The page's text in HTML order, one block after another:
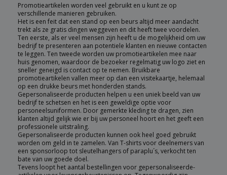
Promotieartikelen worden veel gebruikt en u kunt ze op
verschillende manieren gebruiken.
Het is een feit dat een stand op een beurs altijd meer aandacht
trekt als ze gratis dingen weggeven en dit heeft twee voordelen.
Ten eerste, als er veel mensen zijn heeft u de mogelijkheid om uw
bedrijf te presenteren aan potentiele klanten en nieuwe contacten
te leggen. Ten tweede worden uw promotieartikelen mee naar
huis genomen, waardoor de bezoeker regelmatig uw logo ziet en
sneller geneigd is contact op te nemen. Bruikbare
promotieartikelen vallen meer op dan een visitekaartje, helemaal
op een drukke beurs met honderden stands.
Gepersonaliseerde producten helpen u een uniek beeld van uw
bedrijf te schetsen en het is een geweldige optie voor
personeelsuniformen. Door gemerkte kleding te dragen, zien
klanten altijd gelijk wie er bij uw personeel hoort en het geeft een
professionele uitstraling.
Gepersonaliseerde producten kunnen ook heel goed gebruikt
worden om geld in te zamelen. Van T-shirts voor deelnemers van
een sponsorloop tot sleutelhangers of paraplu´s, verkocht ten
bate van uw goede doel.
Tevens loopt het aantal bestellingen voor gepersonaliseerde-